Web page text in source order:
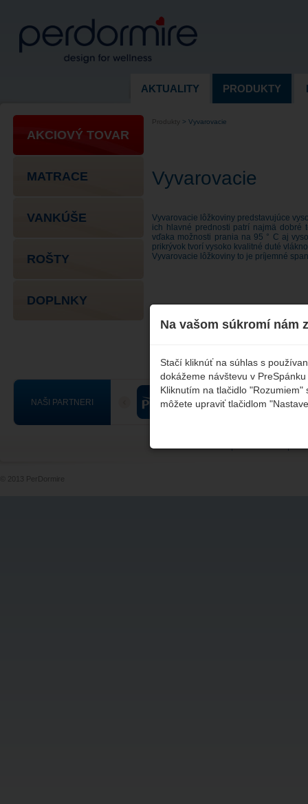
Na vašom súkromí nám
Stačí kliknúť na súhlas s
dokážeme návštevu v
Kliknutím na tlačidlo
môžete upraviť tlačidlom
AKTUALITY PRODUKTY
AKCIOVÝ TOVAR
MATRACE
VANKÚŠE
ROŠTY
DOPLNKY
Produkty > Vyvarovacie
Vyvarovacie
Vyvarovacie lôžkoviny predstavujúce
ich hlavné prednosti patrí najmä dobré
vďaka možnosti prania na 95 ° C aj
prikrývok tvorí vysoko kvalitné duté
Vyvarovacie lôžkoviny to je príjemné
NAŠI PARTNERI
© 2013 PerDormire